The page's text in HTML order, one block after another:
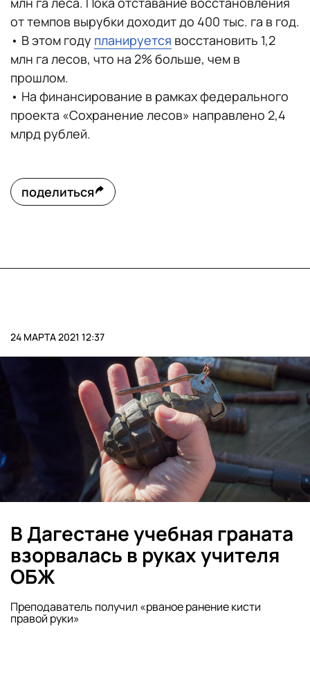
от темпов вырубки доходит до 400 тыс. га в год.
• В этом году планируется восстановить 1,2
млн га лесов, что на 2% больше, чем в
прошлом.
• На финансирование в рамках федерального
проекта «Сохранение лесов» направлено 2,4
млрд рублей.
поделиться
24 МАРТА 2021 12:37
В Дагестане учебная граната
взорвалась в руках учителя
ОБЖ
Преподаватель получил «рваное ранение кисти
правой руки»